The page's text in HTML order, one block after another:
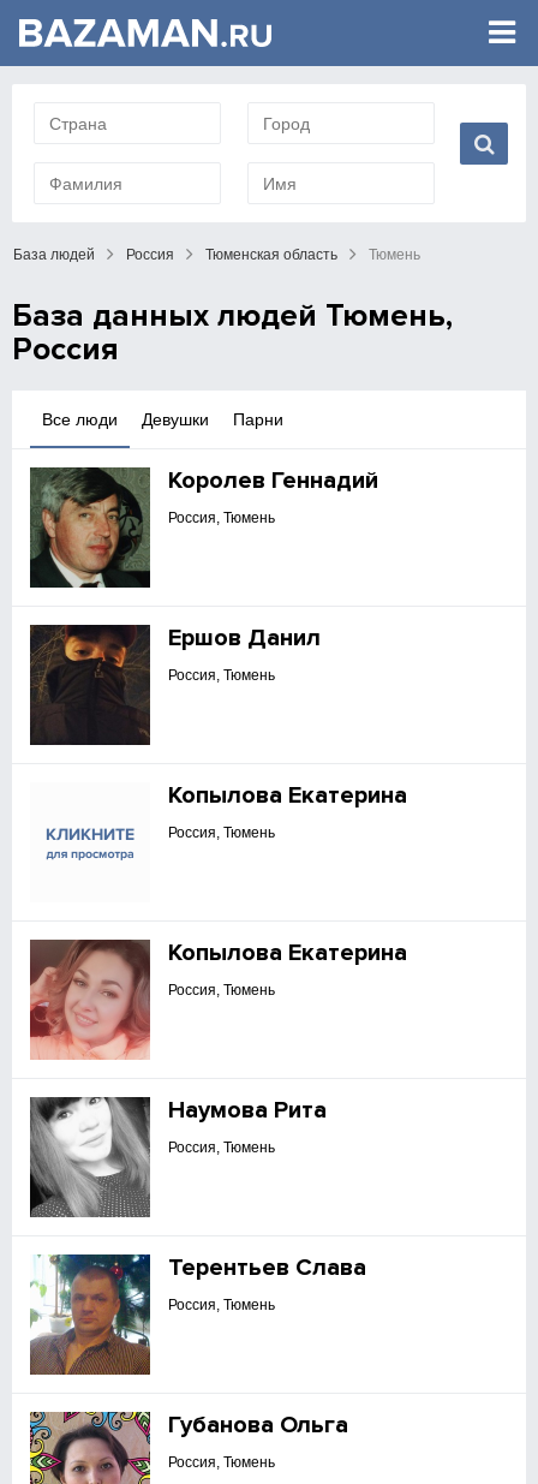
База людей Россия Тюменская область Тюмень
База данных людей Тюмень,
Россия
Парни
Девушки
Все люди
Королев Геннадий
Россия, Тюмень
Ершов Данил
Россия, Тюмень
Копылова Екатерина
Россия, Тюмень
Копылова Екатерина
Россия, Тюмень
Наумова Рита
Россия, Тюмень
Терентьев Слава
Россия, Тюмень
Губанова Ольга
Россия, Тюмень